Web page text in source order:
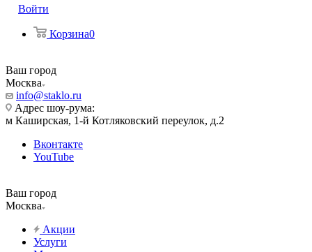
Войти
Корзина0
Ваш город
Москва
info@staklo.ru
Адрес шоу-рума:
м Каширская, 1-й Котляковский переулок, д.2
Вконтакте
YouTube
Ваш город
Москва
Акции
Услуги